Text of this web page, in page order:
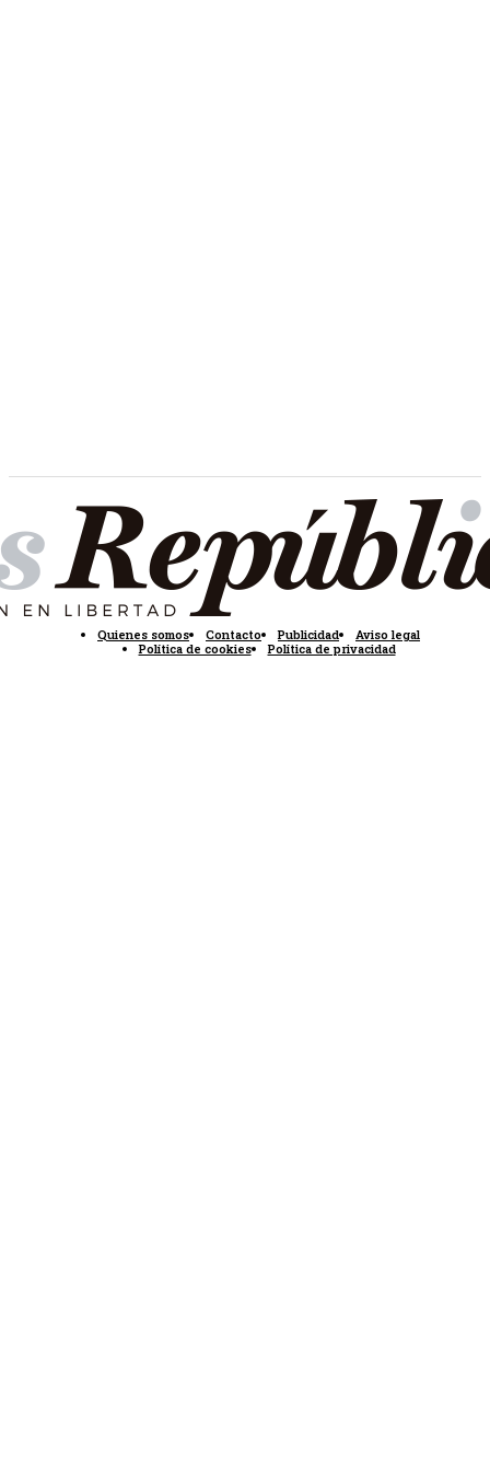
Quienes somos Contacto Publicidad
Aviso legal
Política de cookies
Política de privacidad